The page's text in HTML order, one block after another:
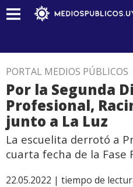
PORTAL MEDIOS PÚBLICOS
Por la Segunda
Profesional,
junto a La Luz
La escuelita derrotó a
cuarta fecha de la Fase
22.05.2022 | tiempo de